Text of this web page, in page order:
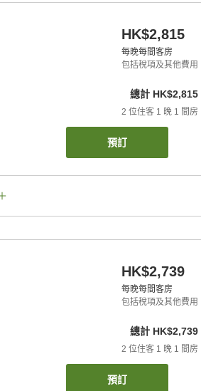
HK$2,815
每晚每間客房
包括稅項及其他費用
總計 HK$2,815
2 位住客 1 晚 1 間房
預訂
HK$2,739
每晚每間客房
包括稅項及其他費用
總計 HK$2,739
2 位住客 1 晚 1 間房
預訂